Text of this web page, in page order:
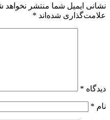
نشانی ایمیل شما منتشر نخواهد
علامت‌گذاری شده‌اند *
دیدگاه *
نام *